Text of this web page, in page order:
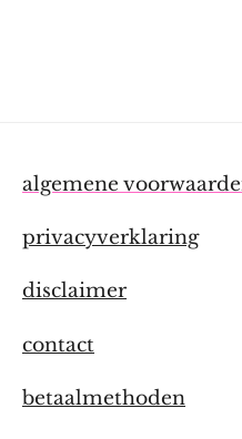
algemene
privacyverklaring
disclaimer
contact
betaalmethoden